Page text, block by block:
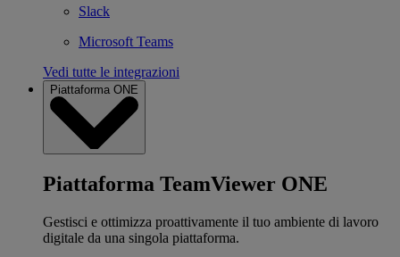
Slack
Microsoft Teams
Vedi tutte le integrazioni
Piattaforma ONE
Piattaforma TeamViewer ONE
Gestisci e ottimizza proattivamente il tuo ambiente di lavoro
digitale da una singola piattaforma.